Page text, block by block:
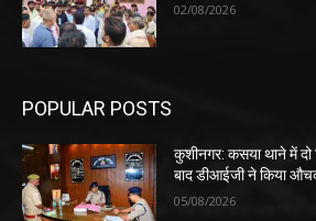
02/08/2026
POPULAR POSTS
कुशीनगर: कसया थाने में दो
बाद डीआईजी ने किया
05/08/2026